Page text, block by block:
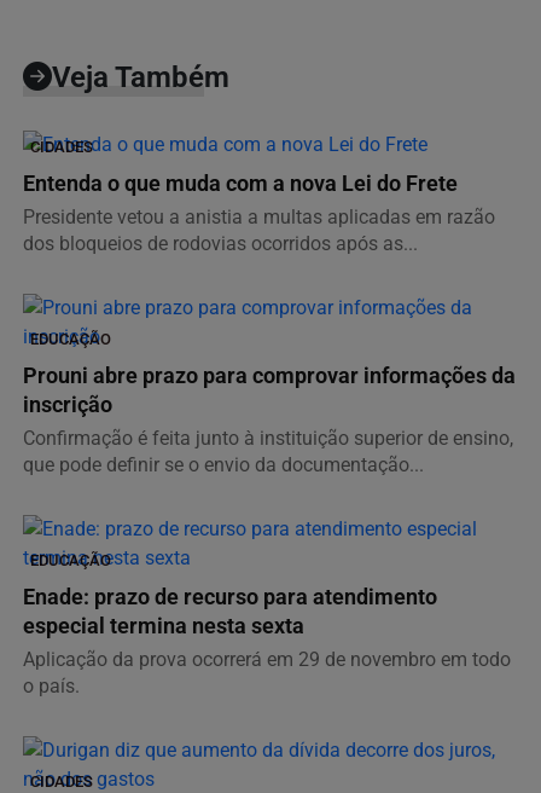
Veja Também
CIDADES
Entenda o que muda com a nova Lei do Frete
Presidente vetou a anistia a multas aplicadas em razão
dos bloqueios de rodovias ocorridos após as...
EDUCAÇÃO
Prouni abre prazo para comprovar informações da
inscrição
Confirmação é feita junto à instituição superior de ensino,
que pode definir se o envio da documentação...
EDUCAÇÃO
Enade: prazo de recurso para atendimento
especial termina nesta sexta
Aplicação da prova ocorrerá em 29 de novembro em todo
o país.
CIDADES